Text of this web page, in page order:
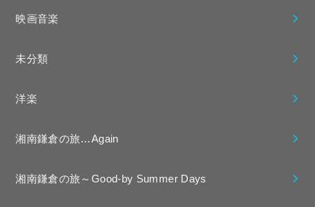
映画音楽
未分類
洋楽
湘南鎌倉の旅…Again
湘南鎌倉の旅～Good-by Summer Days